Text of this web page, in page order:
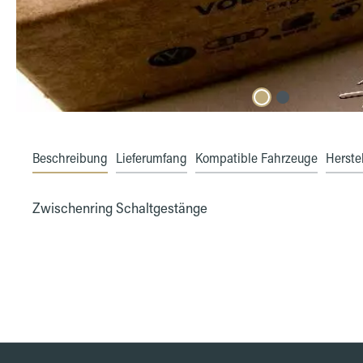
Beschreibung Lieferumfang Kompatible Fahrzeuge
Zwischenring Schaltgestänge